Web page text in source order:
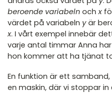
beroende variabeln ochx
värdet på variabeln yär
x. I vårt exempel innebär
varje antal timmar Anna
hon kommer att ha tjänat
En funktion är ett samband,
en maskin, där vi stoppar